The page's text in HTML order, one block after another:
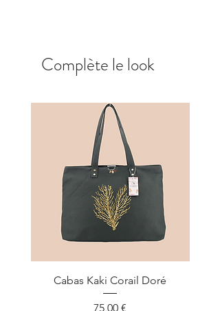
Complète le look
Cabas Kaki Corail Doré
Prix
75,00 €